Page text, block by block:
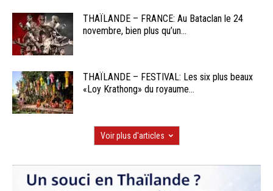
THAÏLANDE – FRANCE: Au Bataclan le 24
novembre, bien plus qu’un...
THAÏLANDE – FESTIVAL: Les six plus beaux
«Loy Krathong» du royaume...
Voir plus d'articles